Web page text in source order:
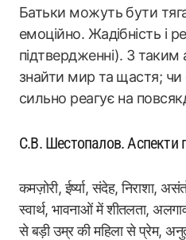
Батьки можуть бути
емоційно. Жадібність і
підтвердженні). З
знайти мир та щастя;
сильно реагує на
С.В. Шестопалов. Аспекти
कमज़ोरी, ईर्ष्या, संदेह, निराशा,
स्वार्थ, भावनाओं में शीतलता,
से बड़ी उम्र की महिला से प्रेम,